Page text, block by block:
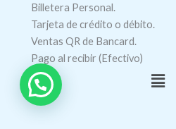
Billetera Personal.
Tarjeta de crédito o débito.
Ventas QR de Bancard.
Pago al recibir (Efectivo)
Menú